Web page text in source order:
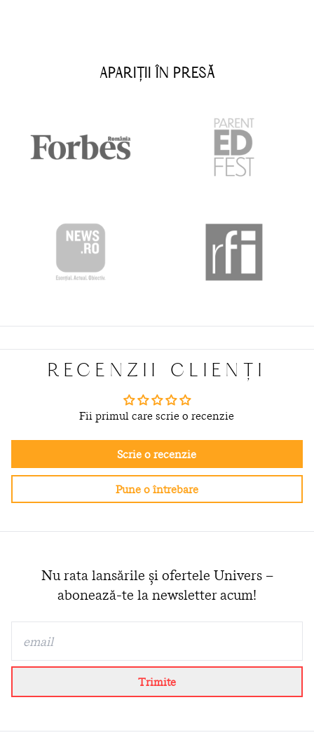
APARIȚII ÎN PRESĂ
RECENZII CLIENȚI
Fii primul care scrie o recenzie
Scrie o recenzie
Pune o întrebare
Nu rata lansările și ofertele Univers –
abonează-te la newsletter acum!
Trimite